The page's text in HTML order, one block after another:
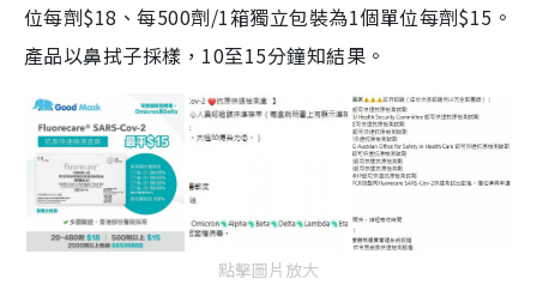
位每劑$18、每500劑/1箱獨立包裝為1個單位每劑$15。
產品以鼻拭子採樣，10至15分鐘知結果。
點擊圖片放大